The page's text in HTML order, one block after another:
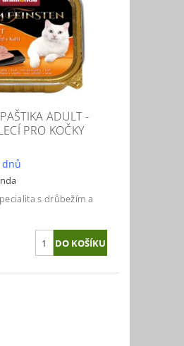
ADULT -
PRO KOČKY
dnů
s drůbežím a